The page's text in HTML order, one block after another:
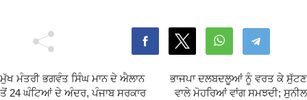
ਮੁੱਖ ਮੰਤਰੀ ਭਗਵੰਤ ਸਿੰਘ ਮਾਨ ਦੇ ਐਲਾਨ
ਤੋਂ 24 ਘੰਟਿਆਂ ਦੇ ਅੰਦਰ, ਪੰਜਾਬ ਸਰਕਾਰ
ਭਾਜਪਾ ਦਲਬਦਲੂਆਂ ਨੂੰ ਵਰਤ ਕੇ ਸੁੱਟਣ
ਵਾਲੇ ਮੋਹਰਿਆਂ ਵਾਂਗ ਸਮਝਦੀ; ਸੁਨੀਲ